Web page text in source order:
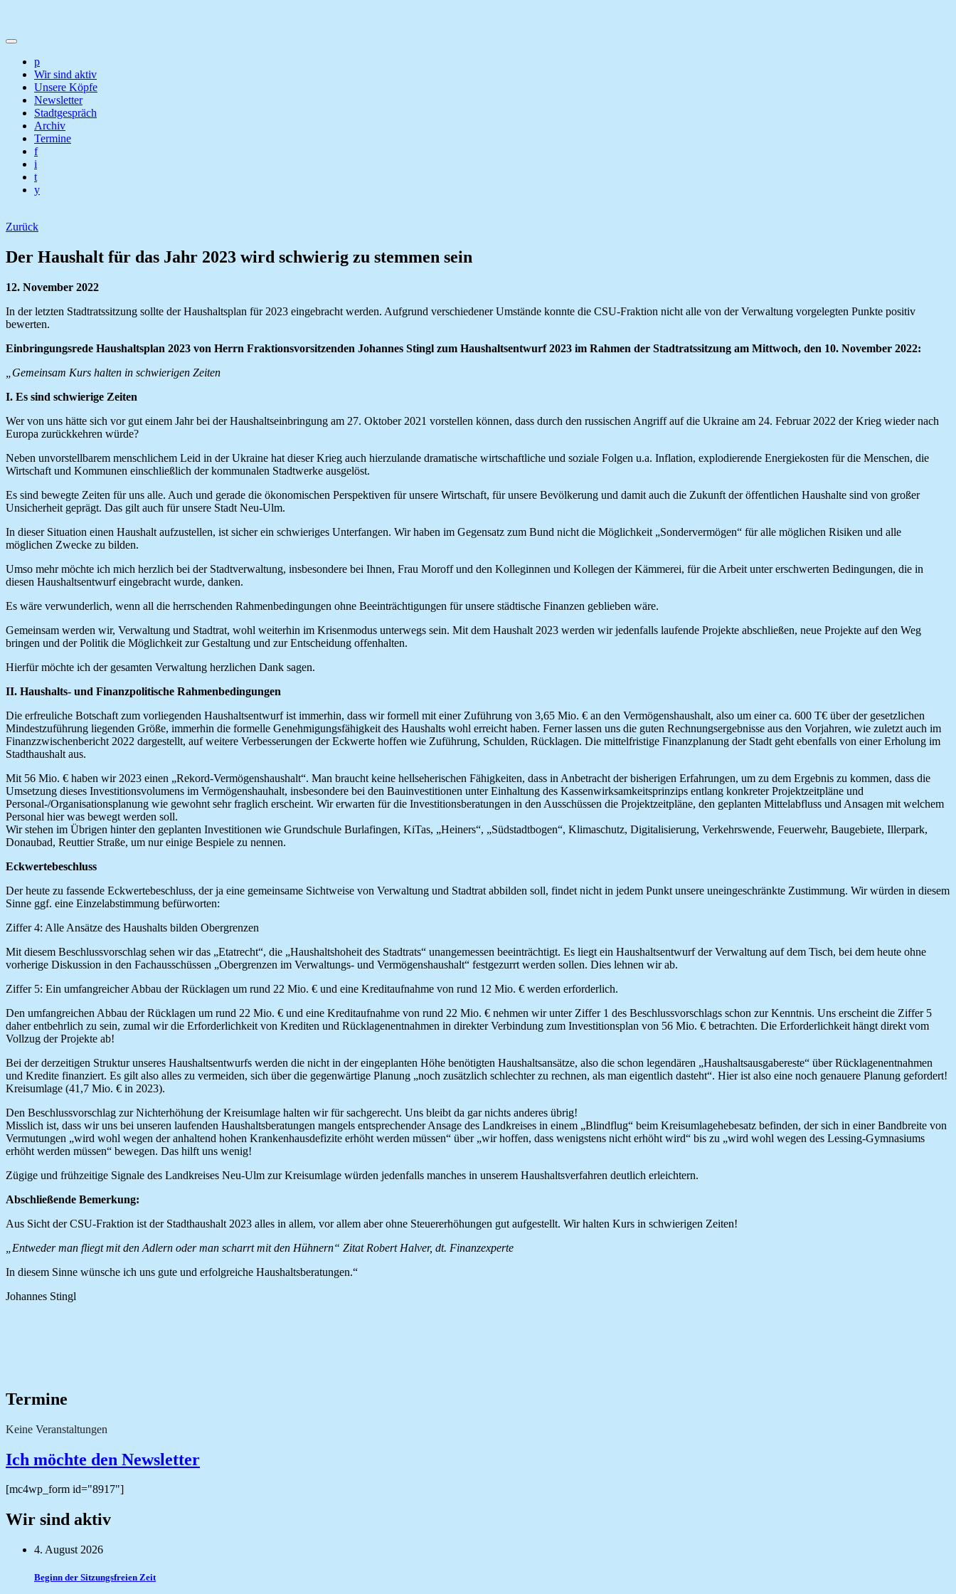
p
Wir sind aktiv
Unsere Köpfe
Newsletter
Stadtgespräch
Archiv
Termine
f
i
t
y
Zurück
Der Haushalt für das Jahr 2023 wird schwierig zu stemmen sein
12. November 2022
In der letzten Stadtratssitzung sollte der Haushaltsplan für 2023 eingebracht werden. Aufgrund verschiedener Umstände konnte die CSU-Fraktion nicht alle von der Verwaltung vorgelegten Punkte positiv
bewerten.
Einbringungsrede Haushaltsplan 2023 von Herrn Fraktionsvorsitzenden Johannes Stingl zum Haushaltsentwurf 2023 im Rahmen der Stadtratssitzung am Mittwoch, den 10. November 2022:
„Gemeinsam Kurs halten in schwierigen Zeiten
I. Es sind schwierige Zeiten
Wer von uns hätte sich vor gut einem Jahr bei der Haushaltseinbringung am 27. Oktober 2021 vorstellen können, dass durch den russischen Angriff auf die Ukraine am 24. Februar 2022 der Krieg wieder nach
Europa zurückkehren würde?
Neben unvorstellbarem menschlichem Leid in der Ukraine hat dieser Krieg auch hierzulande dramatische wirtschaftliche und soziale Folgen u.a. Inflation, explodierende Energiekosten für die Menschen, die
Wirtschaft und Kommunen einschließlich der kommunalen Stadtwerke ausgelöst.
Es sind bewegte Zeiten für uns alle. Auch und gerade die ökonomischen Perspektiven für unsere Wirtschaft, für unsere Bevölkerung und damit auch die Zukunft der öffentlichen Haushalte sind von großer
Unsicherheit geprägt. Das gilt auch für unsere Stadt Neu-Ulm.
In dieser Situation einen Haushalt aufzustellen, ist sicher ein schwieriges Unterfangen. Wir haben im Gegensatz zum Bund nicht die Möglichkeit „Sondervermögen“ für alle möglichen Risiken und alle
möglichen Zwecke zu bilden.
Umso mehr möchte ich mich herzlich bei der Stadtverwaltung, insbesondere bei Ihnen, Frau Moroff und den Kolleginnen und Kollegen der Kämmerei, für die Arbeit unter erschwerten Bedingungen, die in
diesen Haushaltsentwurf eingebracht wurde, danken.
Es wäre verwunderlich, wenn all die herrschenden Rahmenbedingungen ohne Beeinträchtigungen für unsere städtische Finanzen geblieben wäre.
Gemeinsam werden wir, Verwaltung und Stadtrat, wohl weiterhin im Krisenmodus unterwegs sein. Mit dem Haushalt 2023 werden wir jedenfalls laufende Projekte abschließen, neue Projekte auf den Weg
bringen und der Politik die Möglichkeit zur Gestaltung und zur Entscheidung offenhalten.
Hierfür möchte ich der gesamten Verwaltung herzlichen Dank sagen.
II. Haushalts- und Finanzpolitische Rahmenbedingungen
Die erfreuliche Botschaft zum vorliegenden Haushaltsentwurf ist immerhin, dass wir formell mit einer Zuführung von 3,65 Mio. € an den Vermögenshaushalt, also um einer ca. 600 T€ über der gesetzlichen
Mindestzuführung liegenden Größe, immerhin die formelle Genehmigungsfähigkeit des Haushalts wohl erreicht haben. Ferner lassen uns die guten Rechnungsergebnisse aus den Vorjahren, wie zuletzt auch im
Finanzzwischenbericht 2022 dargestellt, auf weitere Verbesserungen der Eckwerte hoffen wie Zuführung, Schulden, Rücklagen. Die mittelfristige Finanzplanung der Stadt geht ebenfalls von einer Erholung im
Stadthaushalt aus.
Mit 56 Mio. € haben wir 2023 einen „Rekord-Vermögenshaushalt“. Man braucht keine hellseherischen Fähigkeiten, dass in Anbetracht der bisherigen Erfahrungen, um zu dem Ergebnis zu kommen, dass die
Umsetzung dieses Investitionsvolumens im Vermögenshauhalt, insbesondere bei den Bauinvestitionen unter Einhaltung des Kassenwirksamkeitsprinzips entlang konkreter Projektzeitpläne und
Personal-/Organisationsplanung wie gewohnt sehr fraglich erscheint. Wir erwarten für die Investitionsberatungen in den Ausschüssen die Projektzeitpläne, den geplanten Mittelabfluss und Ansagen mit welchem
Personal hier was bewegt werden soll.
Wir stehen im Übrigen hinter den geplanten Investitionen wie Grundschule Burlafingen, KiTas, „Heiners“, „Südstadtbogen“, Klimaschutz, Digitalisierung, Verkehrswende, Feuerwehr, Baugebiete, Illerpark,
Donaubad, Reuttier Straße, um nur einige Bespiele zu nennen.
Eckwertebeschluss
Der heute zu fassende Eckwertebeschluss, der ja eine gemeinsame Sichtweise von Verwaltung und Stadtrat abbilden soll, findet nicht in jedem Punkt unsere uneingeschränkte Zustimmung. Wir würden in diesem
Sinne ggf. eine Einzelabstimmung befürworten:
Ziffer 4: Alle Ansätze des Haushalts bilden Obergrenzen
Mit diesem Beschlussvorschlag sehen wir das „Etatrecht“, die „Haushaltshoheit des Stadtrats“ unangemessen beeinträchtigt. Es liegt ein Haushaltsentwurf der Verwaltung auf dem Tisch, bei dem heute ohne
vorherige Diskussion in den Fachausschüssen „Obergrenzen im Verwaltungs- und Vermögenshaushalt“ festgezurrt werden sollen. Dies lehnen wir ab.
Ziffer 5: Ein umfangreicher Abbau der Rücklagen um rund 22 Mio. € und eine Kreditaufnahme von rund 12 Mio. € werden erforderlich.
Den umfangreichen Abbau der Rücklagen um rund 22 Mio. € und eine Kreditaufnahme von rund 22 Mio. € nehmen wir unter Ziffer 1 des Beschlussvorschlags schon zur Kenntnis. Uns erscheint die Ziffer 5
daher entbehrlich zu sein, zumal wir die Erforderlichkeit von Krediten und Rücklagenentnahmen in direkter Verbindung zum Investitionsplan von 56 Mio. € betrachten. Die Erforderlichkeit hängt direkt vom
Vollzug der Projekte ab!
Bei der derzeitigen Struktur unseres Haushaltsentwurfs werden die nicht in der eingeplanten Höhe benötigten Haushaltsansätze, also die schon legendären „Haushaltsausgabereste“ über Rücklagenentnahmen
und Kredite finanziert. Es gilt also alles zu vermeiden, sich über die gegenwärtige Planung „noch zusätzlich schlechter zu rechnen, als man eigentlich dasteht“. Hier ist also eine noch genauere Planung gefordert!
Kreisumlage (41,7 Mio. € in 2023).
Den Beschlussvorschlag zur Nichterhöhung der Kreisumlage halten wir für sachgerecht. Uns bleibt da gar nichts anderes übrig!
Misslich ist, dass wir uns bei unseren laufenden Haushaltsberatungen mangels entsprechender Ansage des Landkreises in einem „Blindflug“ beim Kreisumlagehebesatz befinden, der sich in einer Bandbreite von
Vermutungen „wird wohl wegen der anhaltend hohen Krankenhausdefizite erhöht werden müssen“ über „wir hoffen, dass wenigstens nicht erhöht wird“ bis zu „wird wohl wegen des Lessing-Gymnasiums
erhöht werden müssen“ bewegen. Das hilft uns wenig!
Zügige und frühzeitige Signale des Landkreises Neu-Ulm zur Kreisumlage würden jedenfalls manches in unserem Haushaltsverfahren deutlich erleichtern.
Abschließende Bemerkung:
Aus Sicht der CSU-Fraktion ist der Stadthaushalt 2023 alles in allem, vor allem aber ohne Steuererhöhungen gut aufgestellt. Wir halten Kurs in schwierigen Zeiten!
„Entweder man fliegt mit den Adlern oder man scharrt mit den Hühnern“ Zitat Robert Halver, dt. Finanzexperte
In diesem Sinne wünsche ich uns gute und erfolgreiche Haushaltsberatungen.“
Johannes Stingl
Termine
Keine Veranstaltungen
Ich möchte den Newsletter
[mc4wp_form id="8917"]
Wir sind aktiv
4. August 2026
Beginn der Sitzungsfreien Zeit